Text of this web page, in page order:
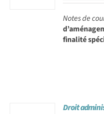
Notes de
finalité
Droit